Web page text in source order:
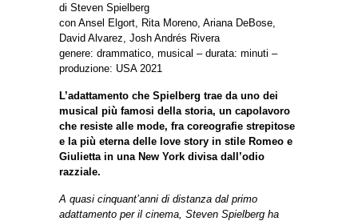
di Steven Spielberg
con Ansel Elgort, Rita Moreno, Ariana DeBose,
David Alvarez, Josh Andrés Rivera
genere: drammatico, musical – durata: minuti –
produzione: USA 2021
L’adattamento che Spielberg trae da uno dei
musical più famosi della storia, un capolavoro
che resiste alle mode, fra coreografie strepitose
e la più eterna delle love story in stile Romeo e
Giulietta in una New York divisa dall’odio
razziale.
A quasi cinquant’anni di distanza dal primo
adattamento per il cinema, Steven Spielberg ha